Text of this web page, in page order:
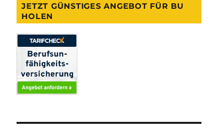
JETZT GÜNSTIGES ANGEBOT FÜR BU
HOLEN